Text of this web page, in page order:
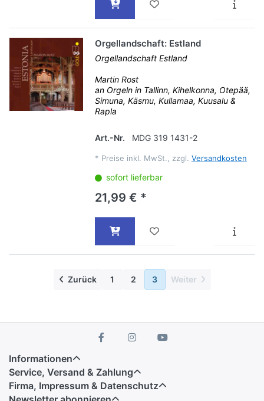
Orgellandschaft: Estland
Orgellandschaft Estland
Martin Rost
an Orgeln in Tallinn, Kihelkonna, Otepää,
Simuna, Käsmu, Kullamaa, Kuusalu &
Rapla
Art.-Nr. MDG 319 1431-2
* Preise inkl. MwSt., zzgl. Versandkosten
sofort lieferbar
21,99 € *
Zurück 1 2 3 Weiter
Informationen
Service, Versand & Zahlung
Firma, Impressum & Datenschutz